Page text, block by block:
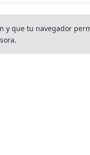
y que tu navegador